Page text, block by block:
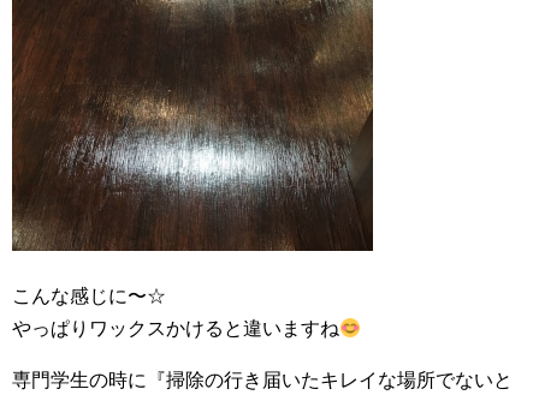
こんな感じに〜☆
やっぱりワックスかけると違いますね
専門学生の時に『掃除の行き届いたキレイな場所でないと